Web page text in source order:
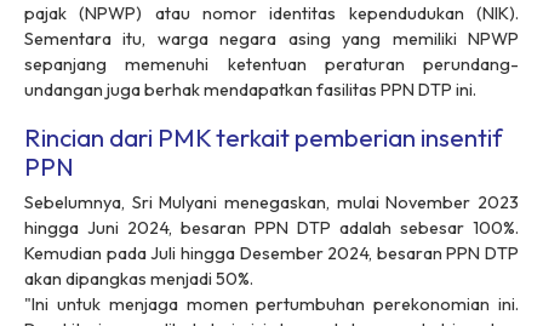
pajak (NPWP) atau nomor identitas kependudukan (NIK).
Sementara itu, warga negara asing yang memiliki NPWP
sepanjang memenuhi ketentuan peraturan perundang-
undangan juga berhak mendapatkan fasilitas PPN DTP ini.
Rincian dari PMK terkait pemberian insentif
PPN
Sebelumnya, Sri Mulyani menegaskan, mulai November 2023
hingga Juni 2024, besaran PPN DTP adalah sebesar 100%.
Kemudian pada Juli hingga Desember 2024, besaran PPN DTP
akan dipangkas menjadi 50%.
"Ini untuk menjaga momen pertumbuhan perekonomian ini.